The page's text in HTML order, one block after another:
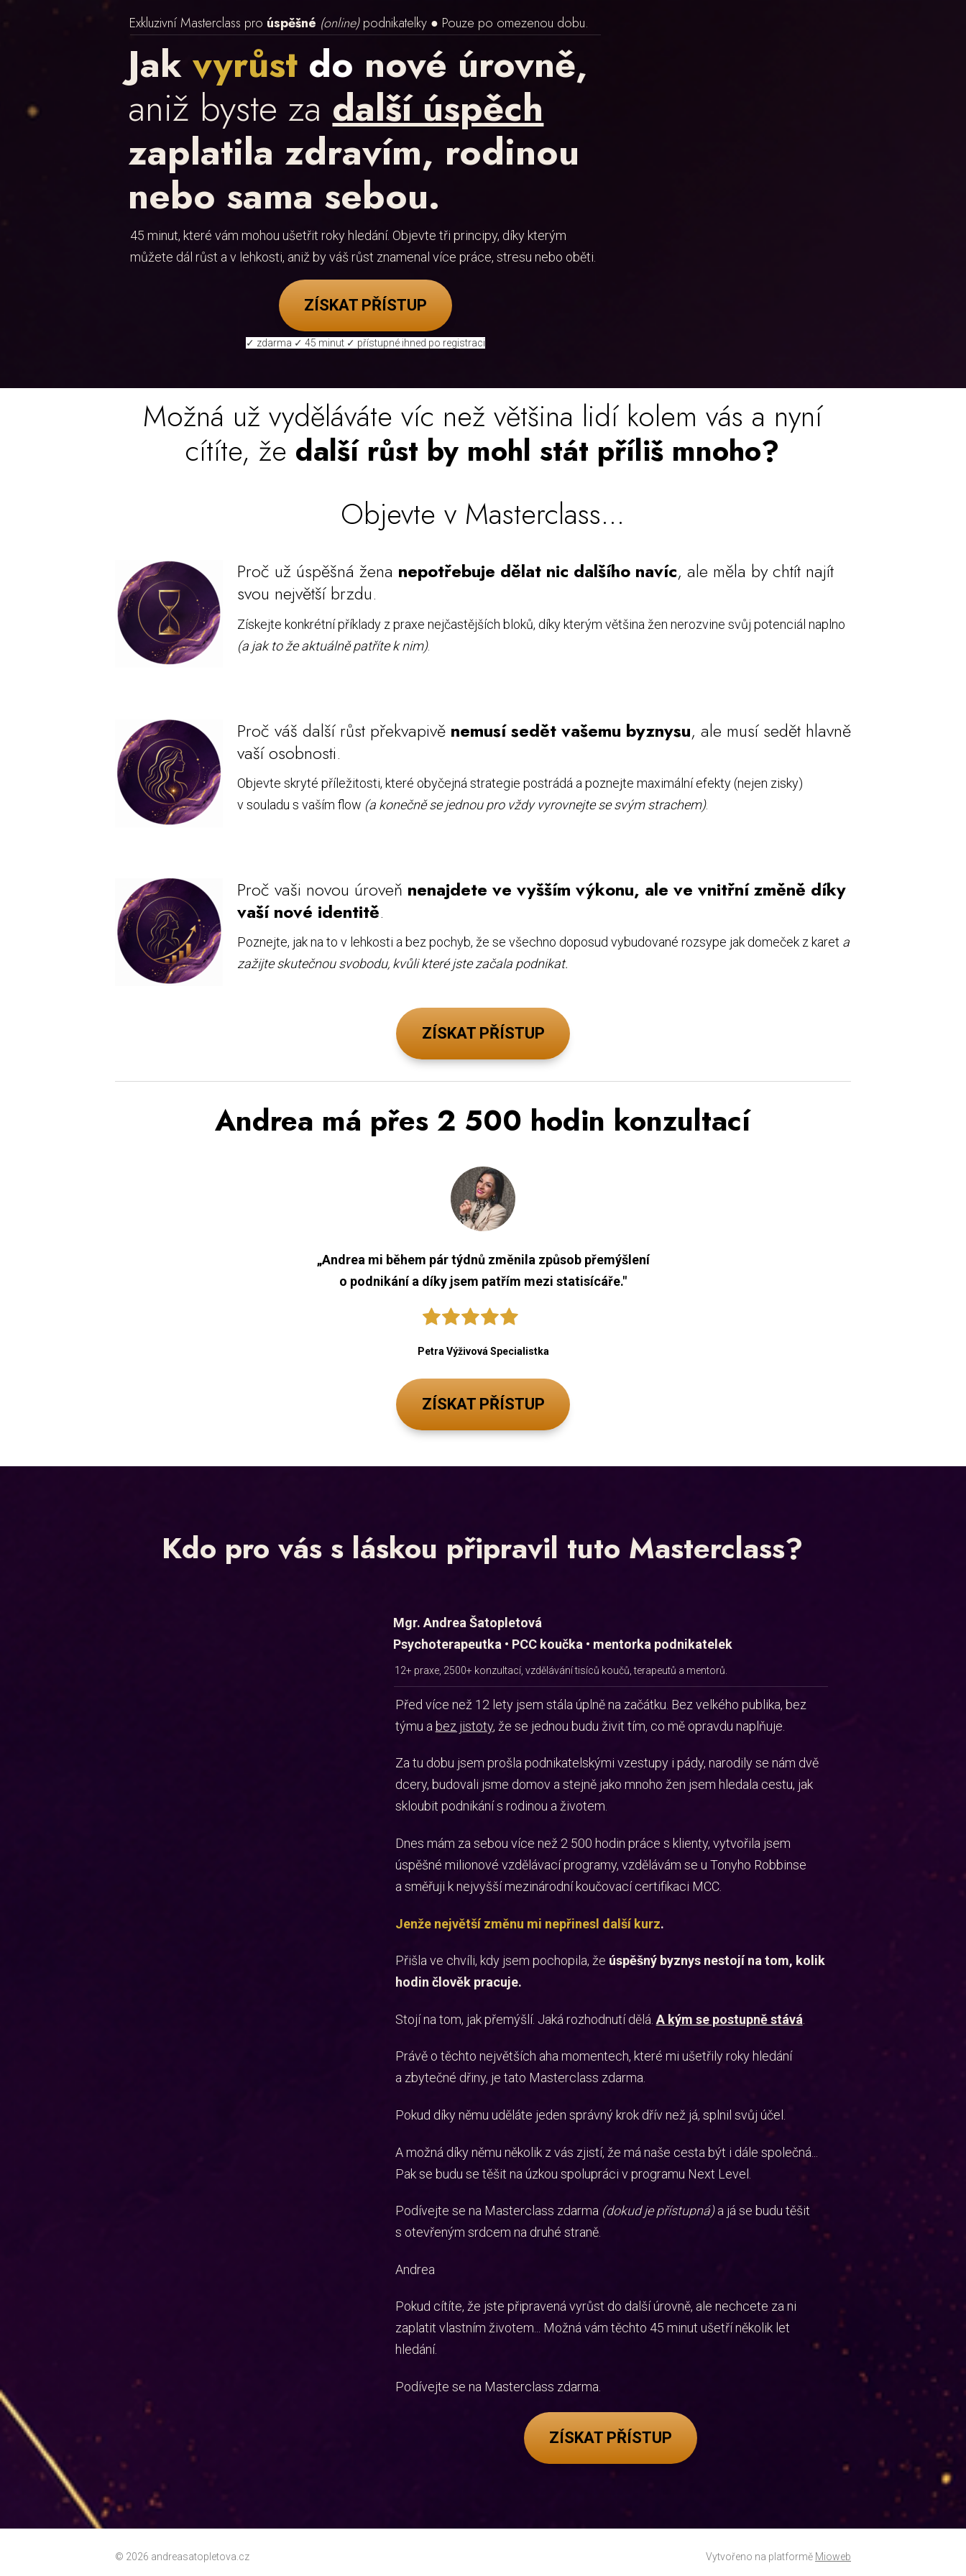
Exkluzivní Masterclass pro úspěšné (online)podnikatelky ● Pouze po omezenou dobu.
Jakvyrůst do nové úrovně,
aniž byste zadalší úspěch
zaplatila zdravím, rodinou
nebo sama sebou.
45 minut, které vám mohou ušetřit roky hledání. Objevte tři principy, díky kterým
můžete dál růst a v lehkosti, aniž by váš růst znamenal více práce, stresu nebo oběti.
ZÍSKAT PŘÍSTUP
✓ zdarma ✓ 45 minut ✓ přístupné ihned po registraci
Možná už vyděláváte víc než většina lidí kolem vás a nyní
cítíte, že další růst by mohl stát příliš mnoho?
Objevte v Masterclass...
Proč už úspěšná žena nepotřebuje dělat nic dalšího navíc, ale měla by chtít najít
svou největší brzdu.
Získejte konkrétní příklady z praxe nejčastějších bloků, díky kterým většina žen nerozvine svůj potenciál naplno
(a jak to že aktuálně patříte k nim).
Proč váš další růst překvapivě nemusí sedět vašemu byznysu, ale musí sedět hlavně
vaší osobnosti.
Objevte skryté příležitosti, které obyčejná strategie postrádá a poznejte maximální efekty (nejen zisky)
v souladu s vaším flow (a konečně se jednou pro vždy vyrovnejte se svým strachem).
Proč vaši novou úroveň nenajdete ve vyšším výkonu, ale ve vnitřní změně díky
vaší nové identitě.
Poznejte, jak na to v lehkosti a bez pochyb, že se všechno doposud vybudované rozsype jak domeček z karet a
zažijte skutečnou svobodu, kvůli které jste začala podnikat.
ZÍSKAT PŘÍSTUP
Andrea má přes 2 500 hodin konzultací
„Andrea mi během pár týdnů změnila způsob přemýšlení
o podnikání a díky jsem patřím mezi statisícáře."
Petra Výživová Specialistka
ZÍSKAT PŘÍSTUP
Kdo pro vás s láskou připravil tuto Masterclass?
Mgr. Andrea Šatopletová
Psychoterapeutka • PCC koučka • mentorka podnikatelek
12+ praxe, 2500+ konzultací, vzdělávání tisíců koučů, terapeutů a mentorů.
Před více než 12 lety jsem stála úplně na začátku. Bez velkého publika, bez
týmu a bez jistoty, že se jednou budu živit tím, co mě opravdu naplňuje.
Za tu dobu jsem prošla podnikatelskými vzestupy i pády, narodily se nám dvě
dcery, budovali jsme domov a stejně jako mnoho žen jsem hledala cestu, jak
skloubit podnikání s rodinou a životem.
Dnes mám za sebou více než 2 500 hodin práce s klienty, vytvořila jsem
úspěšné milionové vzdělávací programy, vzdělávám se u Tonyho Robbinse
a směřuji k nejvyšší mezinárodní koučovací certifikaci MCC.
Jenže největší změnu mi nepřinesl další kurz.
Přišla ve chvíli, kdy jsem pochopila, že úspěšný byznys nestojí na tom, kolik
hodin člověk pracuje.
Stojí na tom, jak přemýšlí. Jaká rozhodnutí dělá. A kým se postupně stává
Právě o těchto největších aha momentech, které mi ušetřily roky hledání
a zbytečné dřiny, je tato Masterclass zdarma.
Pokud díky němu uděláte jeden správný krok dřív než já, splnil svůj účel.
A možná díky němu několik z vás zjistí, že má naše cesta být i dále společná...
Pak se budu se těšit na úzkou spolupráci v programu Next Level.
Podívejte se na Masterclass zdarma (dokud je přístupná)a já se budu těšit
s otevřeným srdcem na druhé straně.
Andrea
Pokud cítíte, že jste připravená vyrůst do další úrovně, ale nechcete za ni
zaplatit vlastním životem... Možná vám těchto 45 minut ušetří několik let
hledání.
Podívejte se na Masterclass zdarma.
ZÍSKAT PŘÍSTUP
© 2026 andreasatopletova.cz Vytvořeno na platformě Mioweb